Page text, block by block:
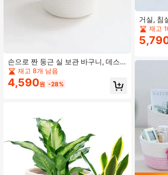
손으로 짠 둥근 실 보관 바구니, 데스
크탑 수납 정리대, 어머니의 날 선물,
거실, 주방, 욕실, 3가지 사이즈 사용
가능, 학교 준비를 위한
재고 8개 남음
4,590원 -28%
거실, 침
있는 손
수납 바
속 프레
혼합 라
재고